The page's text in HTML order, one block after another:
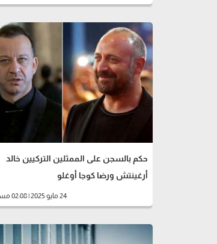
حكم بالسجن على الممثلين التركيين خالد
أرغينتش ورضا كوجا أوغلو
24 مايو 2025 | 02:08 مساءً